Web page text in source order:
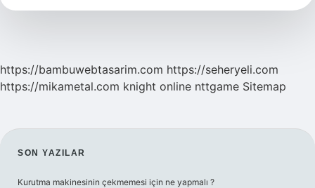
https://bambuwebtasarim.com https://seheryeli.com
https://mikametal.com knight online nttgame Sitemap
SIDEBAR
SON YAZILAR
Kurutma makinesinin çekmemesi için ne yapmalı ?